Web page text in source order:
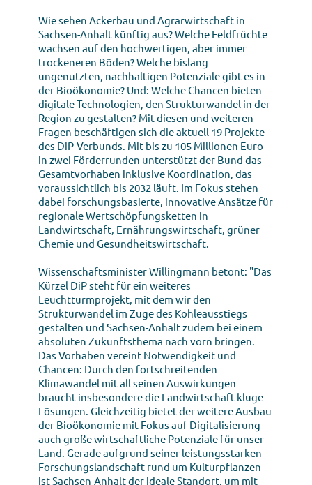
Wie sehen Ackerbau und Agrarwirtschaft in
Sachsen-Anhalt künftig aus? Welche Feldfrüchte
wachsen auf den hochwertigen, aber immer
trockeneren Böden? Welche bislang
ungenutzten, nachhaltigen Potenziale gibt es in
der Bioökonomie? Und: Welche Chancen bieten
digitale Technologien, den Strukturwandel in der
Region zu gestalten? Mit diesen und weiteren
Fragen beschäftigen sich die aktuell 19 Projekte
des DiP-Verbunds. Mit bis zu 105 Millionen Euro
in zwei Förderrunden unterstützt der Bund das
Gesamtvorhaben inklusive Koordination, das
voraussichtlich bis 2032 läuft. Im Fokus stehen
dabei forschungsbasierte, innovative Ansätze für
regionale Wertschöpfungsketten in
Landwirtschaft, Ernährungswirtschaft, grüner
Chemie und Gesundheitswirtschaft.
Wissenschaftsminister Willingmann betont: "Das
Kürzel DiP steht für ein weiteres
Leuchtturmprojekt, mit dem wir den
Strukturwandel im Zuge des Kohleausstiegs
gestalten und Sachsen-Anhalt zudem bei einem
absoluten Zukunftsthema nach vorn bringen.
Das Vorhaben vereint Notwendigkeit und
Chancen: Durch den fortschreitenden
Klimawandel mit all seinen Auswirkungen
braucht insbesondere die Landwirtschaft kluge
Lösungen. Gleichzeitig bietet der weitere Ausbau
der Bioökonomie mit Fokus auf Digitalisierung
auch große wirtschaftliche Potenziale für unser
Land. Gerade aufgrund seiner leistungsstarken
Forschungslandschaft rund um Kulturpflanzen
ist Sachsen-Anhalt der ideale Standort, um mit